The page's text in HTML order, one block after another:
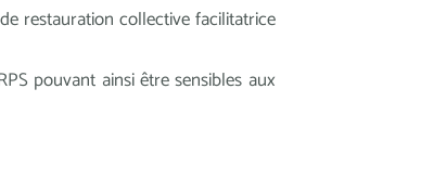
restauration collective facilitatrice
pouvant ainsi être sensibles aux